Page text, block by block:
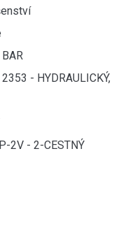
- HYDRAULICKÝ,
2V - 2-CESTNÝ